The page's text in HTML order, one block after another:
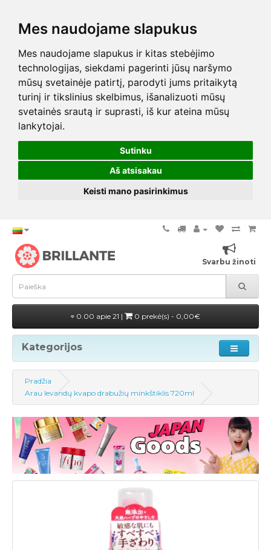
Mes naudojame slapukus
Mes naudojame slapukus ir kitas stebėjimo
technologijas, siekdami pagerinti jūsų naršymo
mūsų svetainėje patirtį, parodyti jums pritaikytą
turinį ir tikslinius skelbimus, išanalizuoti mūsų
svetainės srautą ir suprasti, iš kur ateina mūsų
lankytojai.
Sutinku
Aš atsisakau
Keisti mano pasirinkimus
Svarbu žinoti
0.00 apie 21 | 0 prekė(s) - 0,00€
Kategorijos
Pradžia
Arau levandų kvapo drabužių minkštiklis 720ml